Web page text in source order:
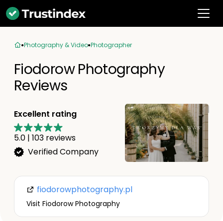
Photography & Video Photographer
Fiodorow Photography
Reviews
Excellent rating
5.0 | 103 reviews
Verified Company
fiodorowphotography.pl
Visit Fiodorow Photography